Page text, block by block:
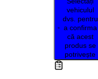
vehiculul
dvs. pentru
a confirma
că acest
produs se
potrivește